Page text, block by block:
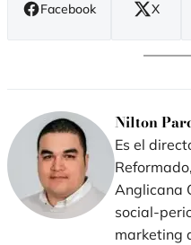
Facebook
(se
X
(se
en
Nilton
Es el
Anglicana
social-
marketing